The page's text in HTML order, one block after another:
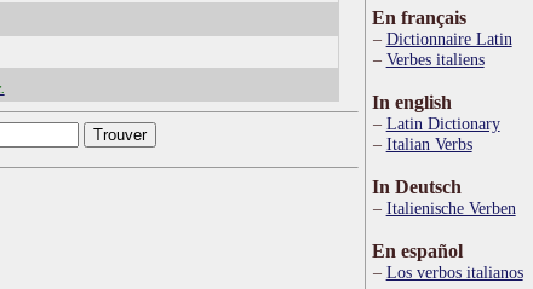
En français
Dictionnaire Latin
Verbes italiens
In english
Latin Dictionary
Italian Verbs
In Deutsch
Italienische Verben
En español
Los verbos italianos